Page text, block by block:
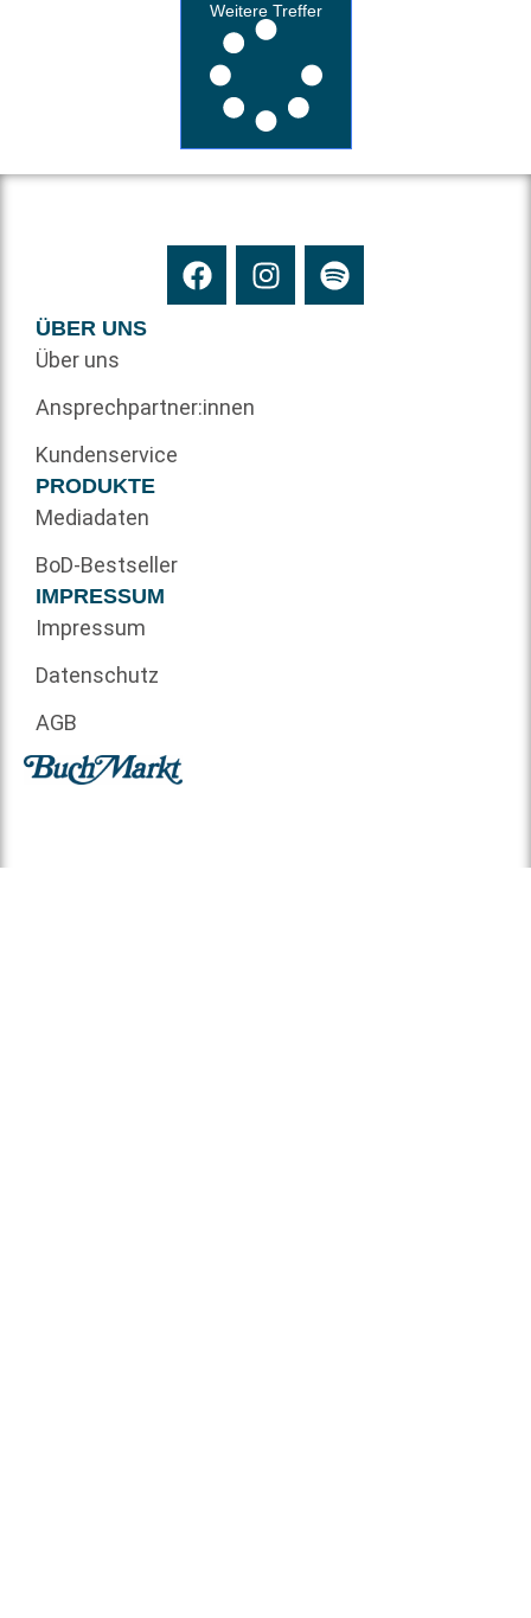
Weitere Treffer
ÜBER UNS
Über uns
Ansprechpartner:innen
Kundenservice
PRODUKTE
Mediadaten
BoD-Bestseller
IMPRESSUM
Impressum
Datenschutz
AGB